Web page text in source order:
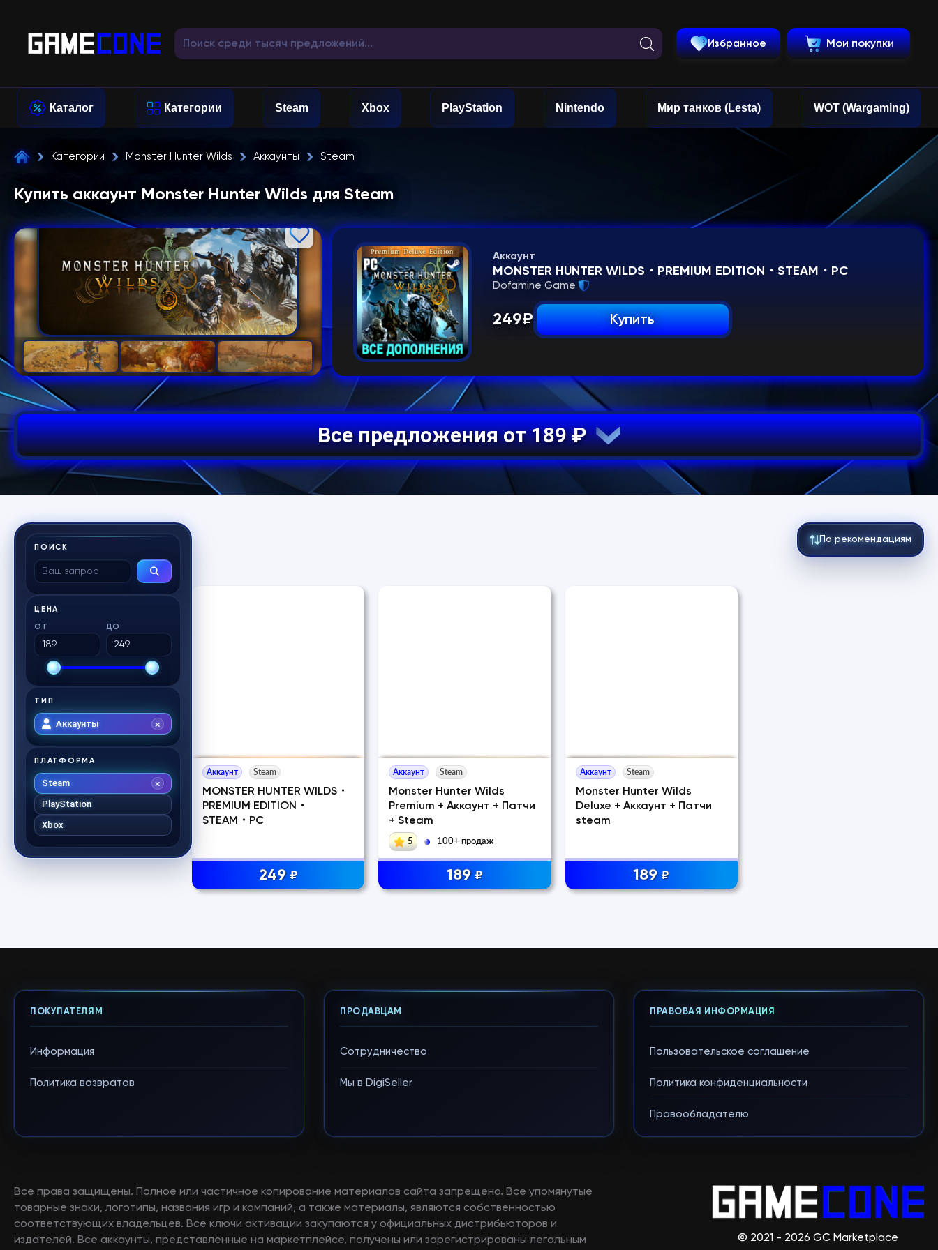
Избранное Мои покупки
Каталог Категории Steam Xbox PlayStation Nintendo Мир танков (Lesta) WOT (Wargaming)
Категории Monster Hunter Wilds Аккаунты Steam
Купить аккаунт Monster Hunter Wilds для Steam
Аккаунт
MONSTER HUNTER WILDS・PREMIUM EDITION・STEAM・PC
Dofamine Game
249₽ Купить
Все предложения от 189 ₽
ПОИСК
ЦЕНА
ОТ ДО
ТИП
Аккаунты
ПЛАТФОРМА
Steam
PlayStation
Xbox
По рекомендациям
Аккаунт Steam
MONSTER HUNTER WILDS・
PREMIUM EDITION・
STEAM・PC
249 ₽
Аккаунт Steam
Monster Hunter Wilds
Premium + Аккаунт + Патчи
+ Steam
5 100+ продаж
189 ₽
Аккаунт Steam
Monster Hunter Wilds
Deluxe + Аккаунт + Патчи
steam
189 ₽
ПОКУПАТЕЛЯМ
Информация
Политика возвратов
ПРОДАВЦАМ
Сотрудничество
Мы в DigiSeller
ПРАВОВАЯ ИНФОРМАЦИЯ
Пользовательское соглашение
Политика конфиденциальности
Правообладателю
Все права защищены. Полное или частичное копирование материалов сайта запрещено. Все упомянутые
товарные знаки, логотипы, названия игр и компаний, а также материалы, являются собственностью
соответствующих владельцев. Все ключи активации закупаются у официальных дистрибьюторов и
издателей. Все аккаунты, представленные на маркетплейсе, получены или зарегистрированы легальным
© 2021 - 2026 GC Marketplace